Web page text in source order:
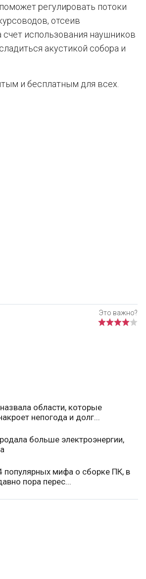
регулировать потоки
отсеив
использования наушников
акустикой собора и
и бесплатным для всех.
области, которые
непогода и долг...
больше электроэнергии,
популярных мифа о сборке ПК, в
пора перес...